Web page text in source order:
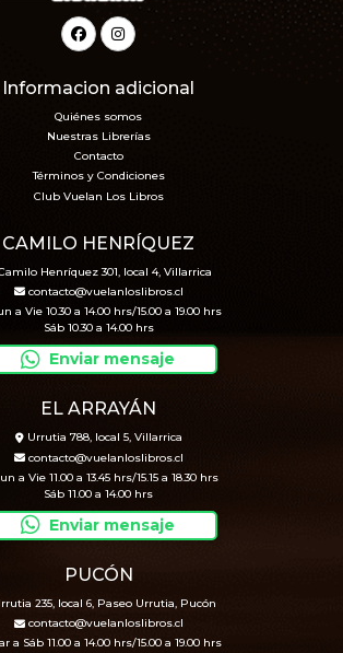
Informacion adicional
Quiénes somos
Nuestras Librerías
Contacto
Términos y Condiciones
Club Vuelan Los Libros
CAMILO HENRÍQUEZ
Henríquez 301, local 4, Villarrica
contacto@vuelanloslibros.cl
a Vie 10.30 a 14.00 hrs/15.00 a 19.00 hrs
Sáb 10.30 a 14.00 hrs
Enviar mensaje
EL ARRAYÁN
Urrutia 788, local 5, Villarrica
contacto@vuelanloslibros.cl
a Vie 11.00 a 13.45 hrs/15.15 a 18.30 hrs
Sáb 11.00 a 14.00 hrs
Enviar mensaje
PUCÓN
235, local 6, Paseo Urrutia, Pucón
contacto@vuelanloslibros.cl
a Sáb 11.00 a 14.00 hrs/15.00 a 19.00 hrs